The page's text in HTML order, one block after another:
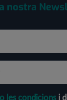
nostra
les condicions i